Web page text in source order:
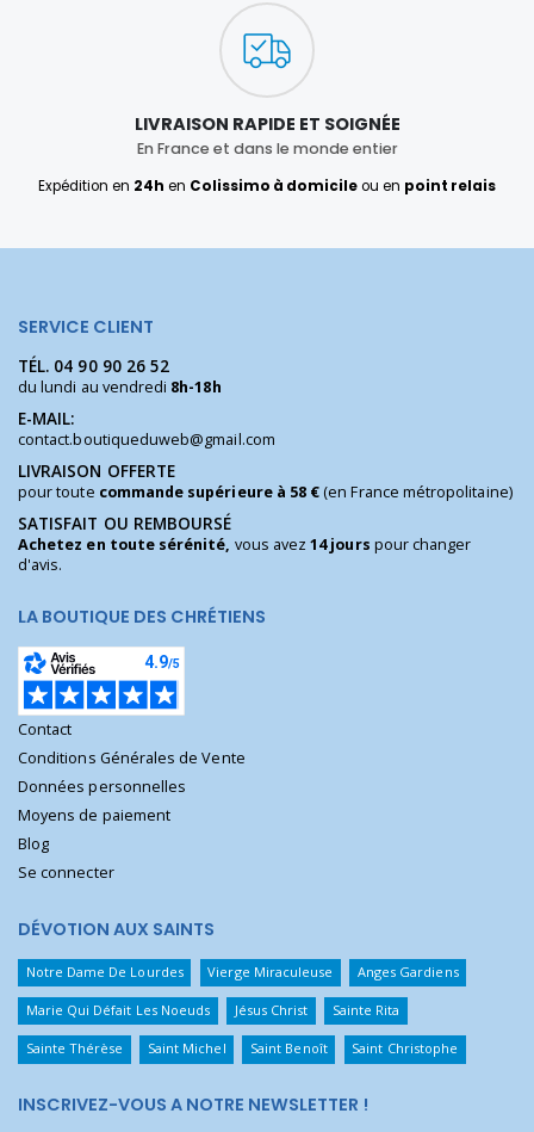
LIVRAISON RAPIDE ET SOIGNÉE
En France et dans le monde entier
Expédition en 24h en Colissimo à domicileou en point relais
SERVICE CLIENT
TÉL. 04 90 90 26 52
du lundi au vendredi 8h-18h
E-MAIL:
contact.boutiqueduweb@gmail.com
LIVRAISON OFFERTE
pour toute commande supérieure à 58 €(en France métropolitaine)
SATISFAIT OU REMBOURSÉ
Achetez en toute sérénité, vous avez14 jours pour changer
d'avis.
LA BOUTIQUE DES CHRÉTIENS
Contact
Conditions Générales de Vente
Données personnelles
Moyens de paiement
Blog
Se connecter
DÉVOTION AUX SAINTS
Notre Dame De Lourdes Vierge Miraculeuse Anges Gardiens
Marie Qui Défait Les Noeuds Jésus Christ Sainte Rita
Sainte Thérèse Saint Michel Saint Benoît Saint Christophe
INSCRIVEZ-VOUS A NOTRE NEWSLETTER !